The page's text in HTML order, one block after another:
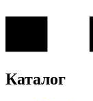
Каталог